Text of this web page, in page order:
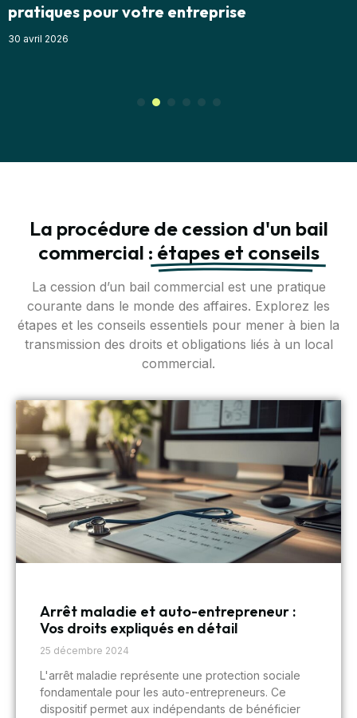
pratiques pour votre entreprise
30 avril 2026
La procédure de cession d'un bail
commercial : étapes et conseils
La cession d’un bail commercial est une pratique
courante dans le monde des affaires. Explorez les
étapes et les conseils essentiels pour mener à bien la
transmission des droits et obligations liés à un local
commercial.
Arrêt maladie et auto-entrepreneur :
Vos droits expliqués en détail
25 décembre 2024
L'arrêt maladie représente une protection sociale
fondamentale pour les auto-entrepreneurs. Ce
dispositif permet aux indépendants de bénéficier